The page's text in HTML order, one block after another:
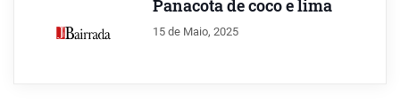
Panacota de coco e lima
15 de Maio, 2025